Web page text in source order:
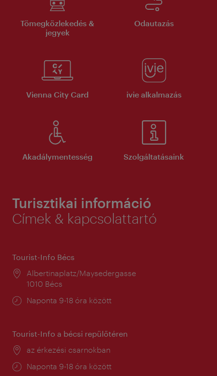
Tömegközlekedés &
jegyek
Odautazás
Vienna City Card ivie alkalmazás
Akadálymentesség Szolgáltatásaink
Turisztikai információ
Címek & kapcsolattartó
Tourist-Info Bécs
Helyszín:
Albertinaplatz/Maysedergasse
1010 Bécs
Nyitva
Naponta 9-18 óra között
Tourist-Info a bécsi repülőtéren
Helyszín:
az érkezési csarnokban
Nyitva
Naponta 9-18 óra között